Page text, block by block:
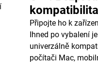
Připojte ho k
Ihned po vybalení
univerzálně
počítači Mac,